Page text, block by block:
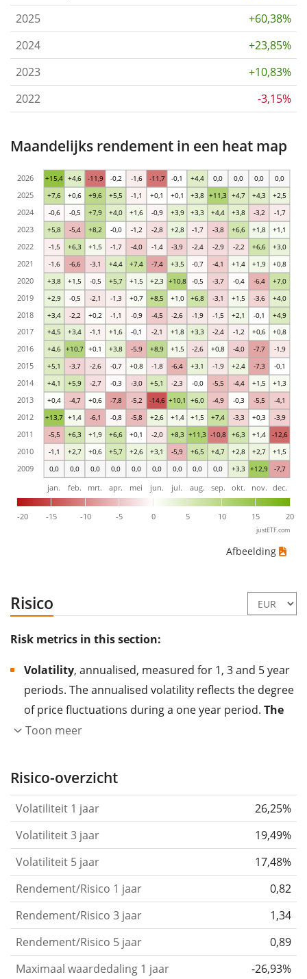
2025
+60,38%
2024
+23,85%
2023
+10,83%
2022
-3,15%
Maandelijks rendement in een heat map
0,0 0,0 0,0 0,0 0,0 0,0 0,0 0,0 0,0 +3,3 +12,9 -7,7
-1,1 +2,7 +0,6 +5,7 +2,6 +3,1 -5,9 +6,5 +4,7 +2,8 +2,7 +1,5
-5,5 +6,3 +1,9 +6,6 +0,1 -2,0 +8,3 +11,3 -10,8 +6,3 +1,4 -12,6
+13,7 +1,4 -6,1 -0,8 -5,8 +2,6 +1,4 +1,5 +7,4 -3,3 +0,3 -3,9
+0,4 -4,7 +0,6 -7,8 -5,2 -14,6 +10,1 +6,0 -4,9 -0,3 -5,5 -4,1
+4,1 +5,9 -2,7 -0,3 -3,0 +5,1 -2,3 -0,0 -5,5 -4,4 +1,5 +1,3
+5,1 -3,7 -2,6 -0,7 +0,8 -1,8 -6,4 +3,1 -1,9 +2,4 -7,3 -0,1
+4,6 +10,7 +0,1 +3,8 -5,9 +8,9 +1,5 -2,6 +0,8 -4,0 -7,7 -1,9
+4,5 +3,4 -1,1 +1,6 -0,1 -2,1 +1,8 +3,3 -2,4 -1,2 +0,6 +0,8
+3,4 -2,2 +0,2 -1,1 -0,9 -4,5 -2,6 -1,9 -1,5 +2,1 -0,1 +4,9
+2,9 -0,5 -2,1 -1,3 +0,7 +8,5 +1,0 +6,8 -3,1 +1,5 -3,6 +4,0
+3,8 +1,5 -0,5 +5,7 +1,5 +2,3 +10,8 -0,5 -3,7 -0,4 -6,4 +7,0
-1,6 -6,6 -3,1 +4,4 +7,4 -7,4 +3,5 -0,7 -4,1 +1,4 +1,9 +0,8
-1,5 +6,3 +1,5 -1,7 -4,0 -1,4 -3,9 -2,4 -2,9 -2,2 +6,6 +3,0
+5,8 -5,4 +8,2 -0,0 -1,2 -2,8 +2,8 -1,7 -3,8 +6,6 +1,8 +1,1
-0,6 -0,5 +7,9 +4,0 +1,6 -0,9 +3,9 +3,3 +4,4 +3,8 -3,2 -1,7
+7,6 +0,6 +9,6 +5,5 -1,1 +0,1 +0,1 +3,8 +11,3 +4,7 +4,3 +2,5
+15,4 +4,6 -11,9 -0,2 -1,6 -11,7 -0,1 +4,4 0,0 0,0 0,0 0,0
-20 -15 -10 -5 0 5 10 15 20
jan. feb. mrt. apr. mei jun. jul. aug. sep. okt. nov. dec.
2009
2010
2011
2012
2013
2014
2015
2016
2017
2018
2019
2020
2021
2022
2023
2024
2025
2026
justETF.com
Afbeelding
Risico
Risk metrics in this section:
Volatility, annualised, measured for 1, 3 and 5 year
periods. The annualised volatility reflects the degree
of price fluctuations during a one year period. The
higher the volatility, the more significantly the
the past.
Assets with higher volatility are generally
based on the data for the past 1, 3 and 5 years so
that you can see if price fluctuations for the ETF
became stronger or weaker over time.
Return per riskfor 1, 3 and 5 year periods. This is
the annualised (i.e. converted to a one year period)
past return divided by the past annualised volatility.
The metric puts the historical return of an asset
in relation to its historical riskand gives you a
retrospective indication of the degree of price
Toon meer
Risico-overzicht
Volatiliteit 1 jaar
26,25%
Volatiliteit 3 jaar
19,49%
Volatiliteit 5 jaar
17,48%
Rendement/Risico 1 jaar
0,82
Rendement/Risico 3 jaar
1,34
Rendement/Risico 5 jaar
0,89
Maximaal waardedaling 1 jaar
-26,93%